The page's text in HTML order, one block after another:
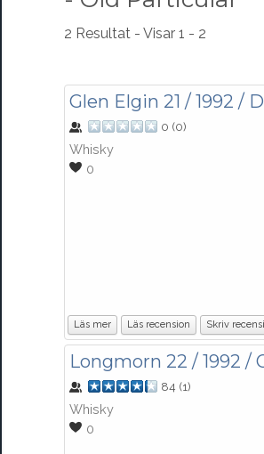
2 Resultat - Visar 1 - 2
Glen Elgin 21 / 1992 /
0 (0)
Whisky
0
Läs mer Läs recension Skriv
Longmorn 22 / 1992 /
84 (1)
Whisky
0